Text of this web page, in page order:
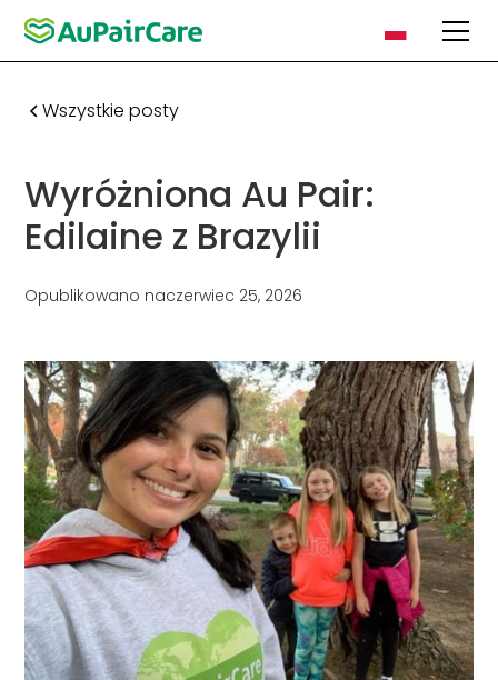
Wszystkie posty
Wyróżniona Au Pair:
Edilaine z Brazylii
Opublikowano naczerwiec 25, 2026